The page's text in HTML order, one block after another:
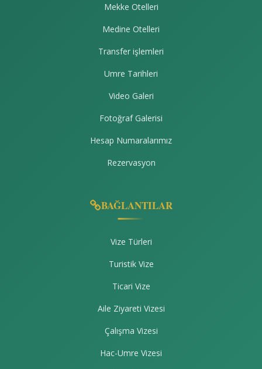
Mekke Otelleri
Medine Otelleri
Transfer işlemleri
Umre Tarihleri
Video Galeri
Fotoğraf Galerisi
Hesap Numaralarımız
Rezervasyon
BAĞLANTILAR
Vize Türleri
Turistik Vize
Ticari Vize
Aile Ziyareti Vizesi
Çalışma Vizesi
Hac-Umre Vizesi